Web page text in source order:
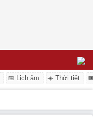
📅 Lịch âm ☀️ Thời tiết